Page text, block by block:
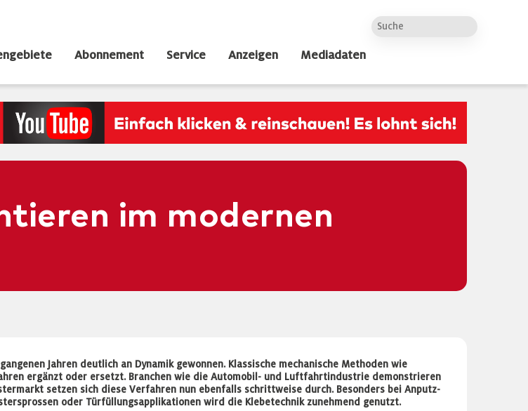
Abonnement Service Anzeigen Mediadaten
im modernen
Jahren deutlich an Dynamik gewonnen. Klassische mechanische Methoden wie
ergänzt oder ersetzt. Branchen wie die Automobil- und Luftfahrtindustrie demonstrieren
setzen sich diese Verfahren nun ebenfalls schrittweise durch. Besonders bei Anputz-
oder Türfüllungsapplikationen wird die Klebetechnik zunehmend genutzt.